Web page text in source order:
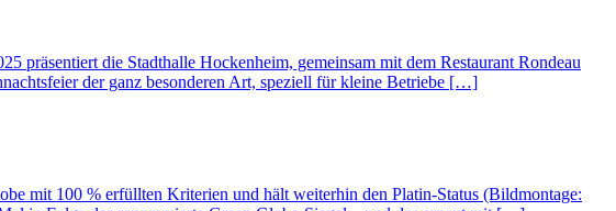
präsentiert die Stadthalle Hockenheim, gemeinsam mit dem Restaurant Rondeau
der ganz besonderen Art, speziell für kleine Betriebe […]
mit 100 % erfüllten Kriterien und hält weiterhin den Platin-Status (Bildmontage: